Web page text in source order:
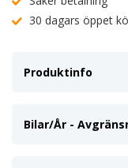
30 dagars öppet
Produktinfo
Bilar/År -